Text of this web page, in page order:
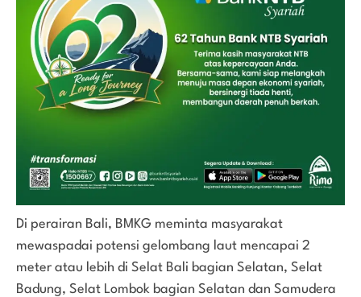
Di perairan Bali, BMKG meminta masyarakat
mewaspadai potensi gelombang laut mencapai 2
meter atau lebih di Selat Bali bagian Selatan, Selat
Badung, Selat Lombok bagian Selatan dan Samudera